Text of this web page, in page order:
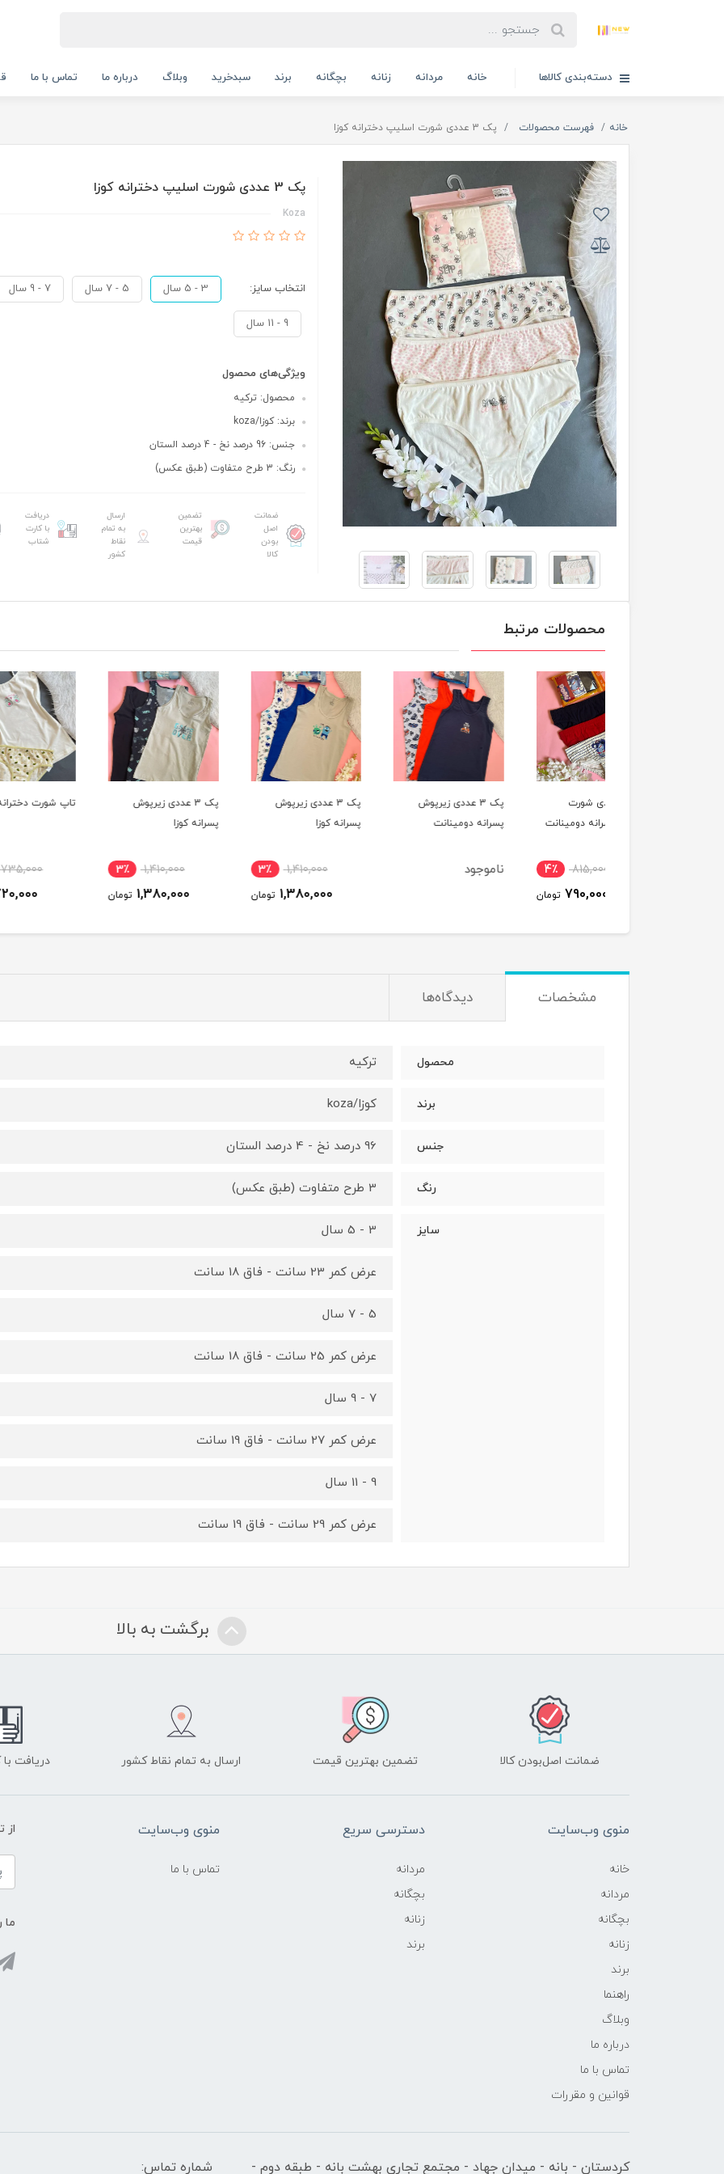
دسته‌بندی کالاها خانه مردانه زنانه بچگانه برند سبدخرید وبلاگ درباره ما تماس با ما
خانه فهرست محصولات پک 3 عددی شورت اسلیپ دخترانه کوزا
پک 3 عددی شورت اسلیپ دخترانه کوزا
Koza
انتخاب سایز: 3 - 5 سال 5 - 7 سال 7 - 9 سال
9 - 11 سال
ویژگی‌های محصول
محصول: ترکیه
برند: کوزا/koza
جنس: 96 درصد نخ - 4 درصد الستان
رنگ: 3 طرح متفاوت (طبق عکس)
ضمانت
اصل
بودن
کالا
تضمین
بهترین
قیمت
ارسال
به تمام
نقاط
کشور
دریافت
با کارت
شتاب
محصولات مرتبط
پک 3 عددی زیرپوش
پسرانه دومینانت
ناموجود
پک 3 عددی زیرپوش
پسرانه کوزا
پک 3 عددی زیرپوش
1,410,000
1,380,000
تاپ شورت دخترانه کوزا
735,000
720,000
مشخصات دیدگاه‌ها
محصول ترکیه
برند کوزا/koza
جنس 96 درصد نخ - 4 درصد الستان
رنگ 3 طرح متفاوت (طبق عکس)
سایز 3 - 5 سال
عرض کمر 23 سانت - فاق 18 سانت
5 - 7 سال
عرض کمر 25 سانت - فاق 18 سانت
7 - 9 سال
عرض کمر 27 سانت - فاق 19 سانت
9 - 11 سال
عرض کمر 29 سانت - فاق 19 سانت
برگشت به بالا
ضمانت اصل‌بودن کالا تضمین بهترین قیمت ارسال به تمام نقاط کشور دریافت
منوی وب‌سایت
خانه
مردانه
بچگانه
زنانه
برند
راهنما
وبلاگ
درباره ما
تماس با ما
قوانین و مقررات
دسترسی سریع
مردانه
بچگانه
زنانه
برند
منوی وب‌سایت
تماس با ما
از
ما
کردستان - بانه - میدان جهاد - مجتمع تجاری بهشت بانه - طبقه دوم - شماره تماس: